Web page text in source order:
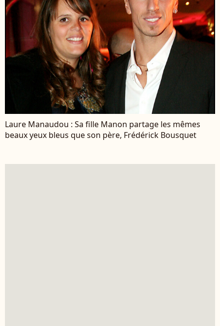
Laure Manaudou : Sa fille Manon partage les mêmes
beaux yeux bleus que son père, Frédérick Bousquet